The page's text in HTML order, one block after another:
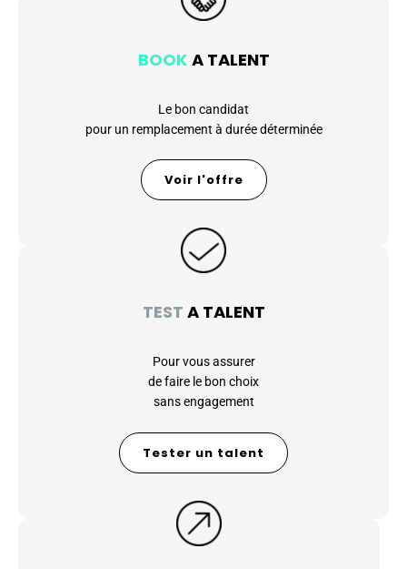
BOOK A TALENT
Le bon candidat
pour un remplacement à durée déterminée
Voir l'offre
TEST A TALENT
Pour vous assurer
de faire le bon choix
sans engagement
Tester un talent